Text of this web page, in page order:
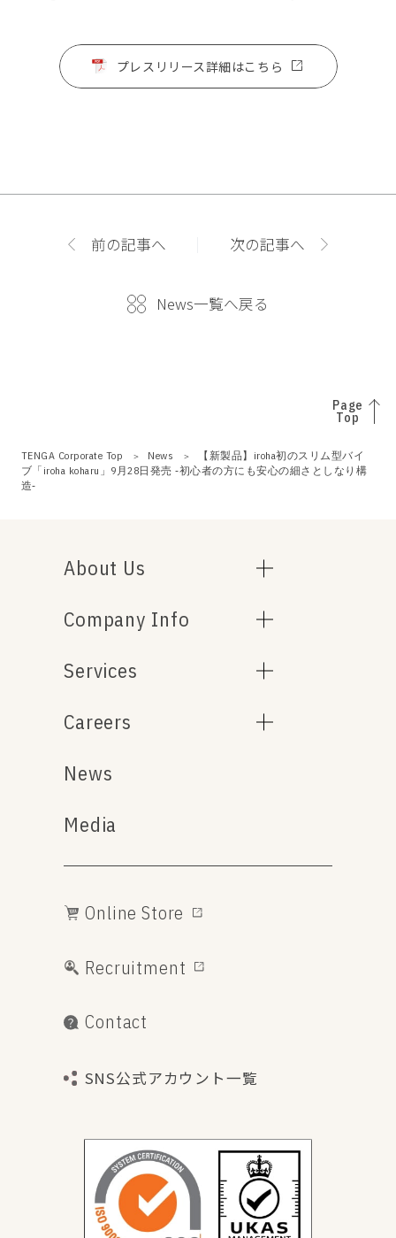
プレスリリース詳細はこちら
前の記事へ
News一覧へ戻る
次の記事へ
Page
Top
TENGA Corporate Top News
【新製品】iroha初のスリム型バイ
ブ「iroha koharu」9月28日発売 ‐初心者の方にも安心の細さとしなり構
造‐
Online Store
Recruitment
Contact
SNS公式アカウント一覧
About Us
Company Info
Services
Careers
News
Media